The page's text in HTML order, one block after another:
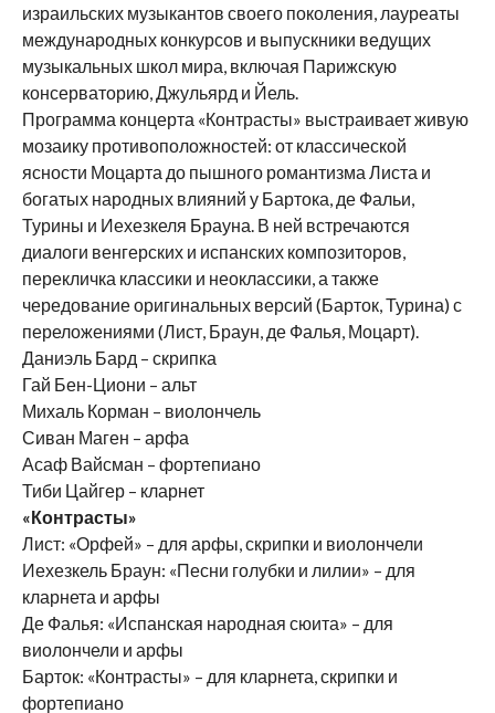
израильских музыкантов своего поколения, лауреаты
международных конкурсов и выпускники ведущих
музыкальных школ мира, включая Парижскую
консерваторию, Джульярд и Йель.
Программа концерта «Контрасты» выстраивает живую
мозаику противоположностей: от классической
ясности Моцарта до пышного романтизма Листа и
богатых народных влияний у Бартока, де Фальи,
Турины и Иехезкеля Брауна. В ней встречаются
диалоги венгерских и испанских композиторов,
перекличка классики и неоклассики, а также
чередование оригинальных версий (Барток, Турина) с
переложениями (Лист, Браун, де Фалья, Моцарт).
Даниэль Бард – скрипка
Гай Бен-Циони – альт
Михаль Корман – виолончель
Сиван Маген – арфа
Асаф Вайсман – фортепиано
Тиби Цайгер – кларнет
«Контрасты»
Лист: «Орфей» – для арфы, скрипки и виолончели
Иехезкель Браун: «Песни голубки и лилии» – для
кларнета и арфы
Де Фалья: «Испанская народная сюита» – для
виолончели и арфы
Барток: «Контрасты» – для кларнета, скрипки и
фортепиано